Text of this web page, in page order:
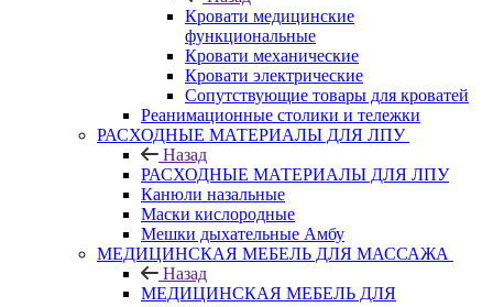
Кровати медицинские
функциональные
Кровати механические
Кровати электрические
Сопутствующие товары для кроватей
Реанимационные столики и тележки
РАСХОДНЫЕ МАТЕРИАЛЫ ДЛЯ ЛПУ
Назад
РАСХОДНЫЕ МАТЕРИАЛЫ ДЛЯ ЛПУ
Канюли назальные
Маски кислородные
Мешки дыхательные Амбу
МЕДИЦИНСКАЯ МЕБЕЛЬ ДЛЯ МАССАЖА
Назад
МЕДИЦИНСКАЯ МЕБЕЛЬ ДЛЯ